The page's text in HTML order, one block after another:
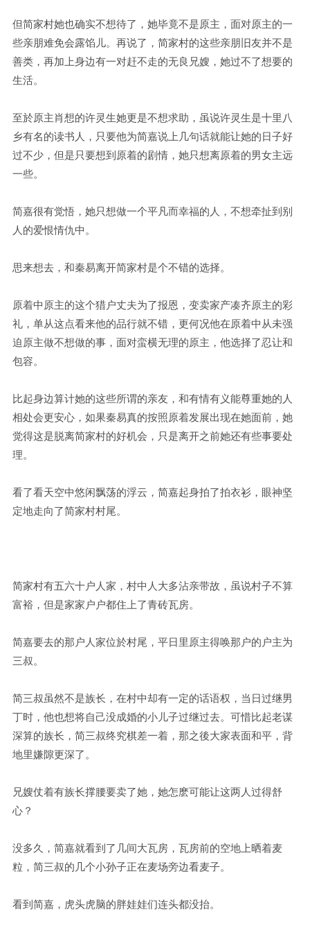
但简家村她也确实不想待了，她毕竟不是原主，面对原主的一
些亲朋难免会露馅儿。再说了，简家村的这些亲朋旧友并不是
善类，再加上身边有一对赶不走的无良兄嫂，她过不了想要的
生活。
至於原主肖想的许灵生她更是不想求助，虽说许灵生是十里八
乡有名的读书人，只要他为简嘉说上几句话就能让她的日子好
过不少，但是只要想到原着的剧情，她只想离原着的男女主远
一些。
简嘉很有觉悟，她只想做一个平凡而幸福的人，不想牵扯到别
人的爱恨情仇中。
思来想去，和秦易离开简家村是个不错的选择。
原着中原主的这个猎户丈夫为了报恩，变卖家产凑齐原主的彩
礼，单从这点看来他的品行就不错，更何况他在原着中从未强
迫原主做不想做的事，面对蛮横无理的原主，他选择了忍让和
包容。
比起身边算计她的这些所谓的亲友，和有情有义能尊重她的人
相处会更安心，如果秦易真的按照原着发展出现在她面前，她
觉得这是脱离简家村的好机会，只是离开之前她还有些事要处
理。
看了看天空中悠闲飘荡的浮云，简嘉起身拍了拍衣衫，眼神坚
定地走向了简家村村尾。
简家村有五六十户人家，村中人大多沾亲带故，虽说村子不算
富裕，但是家家户户都住上了青砖瓦房。
简嘉要去的那户人家位於村尾，平日里原主得唤那户的户主为
三叔。
简三叔虽然不是族长，在村中却有一定的话语权，当日过继男
丁时，他也想将自己没成婚的小儿子过继过去。可惜比起老谋
深算的族长，简三叔终究棋差一着，那之後大家表面和平，背
地里嫌隙更深了。
兄嫂仗着有族长撑腰要卖了她，她怎麽可能让这两人过得舒
心？
没多久，简嘉就看到了几间大瓦房，瓦房前的空地上晒着麦
粒，简三叔的几个小孙子正在麦场旁边看麦子。
看到简嘉，虎头虎脑的胖娃娃们连头都没抬。